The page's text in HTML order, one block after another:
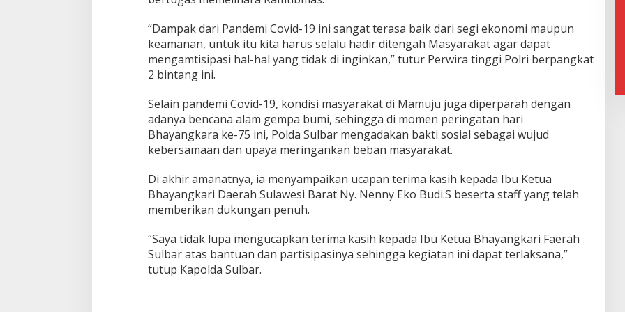
n
i
s
t
r
i
u
k
s
i
B
k
s
o
s
“Dampak dari Pandemi Covid-19 ini sangat terasa baik dari segi ekonomi maupun
keamanan, untuk itu kita harus selalu hadir ditengah Masyarakat agar dapat
mengamtisipasi hal-hal yang tidak di inginkan,” tutur Perwira tinggi Polri berpangkat
2 bintang ini.
Selain pandemi Covid-19, kondisi masyarakat di Mamuju juga diperparah dengan
adanya bencana alam gempa bumi, sehingga di momen peringatan hari
Bhayangkara ke-75 ini, Polda Sulbar mengadakan bakti sosial sebagai wujud
kebersamaan dan upaya meringankan beban masyarakat.
Di akhir amanatnya, ia menyampaikan ucapan terima kasih kepada Ibu Ketua
Bhayangkari Daerah Sulawesi Barat Ny. Nenny Eko Budi.S beserta staff yang telah
memberikan dukungan penuh.
“Saya tidak lupa mengucapkan terima kasih kepada Ibu Ketua Bhayangkari Faerah
Sulbar atas bantuan dan partisipasinya sehingga kegiatan ini dapat terlaksana,”
tutup Kapolda Sulbar.